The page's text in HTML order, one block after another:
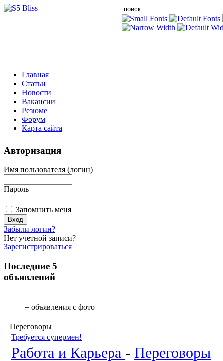
Главная
Статьи
Новости
Вакансии
Резюме
Форум
Карта сайта
Авторизация
Имя пользователя (логин)
Пароль
Запомнить меня
Забыли логин?
Нет учетной записи?
Зарегистрироваться
Последние 5
объявлений
= объявления с фото
Переговоры
Требуется супермен!
Работа и Карьера - Переговоры